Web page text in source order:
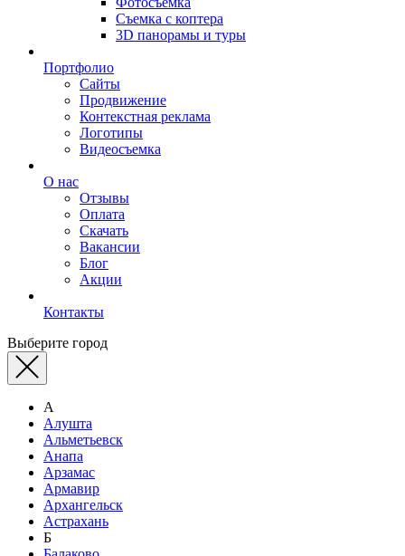
Съемка с коптера
3D панорамы и туры
Портфолио
Сайты
Продвижение
Контекстная реклама
Логотипы
Видеосъемка
О нас
Отзывы
Оплата
Скачать
Вакансии
Блог
Акции
Контакты
Выберите город
А
Алушта
Альметьевск
Анапа
Арзамас
Армавир
Архангельск
Астрахань
Б